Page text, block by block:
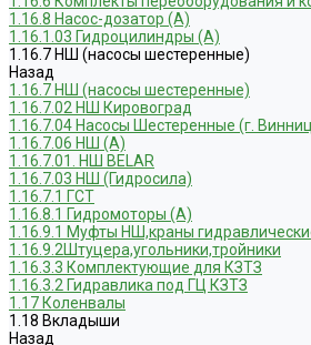
1.16.8 Насос-дозатор (А)
1.16.1.03 Гидроцилиндры (А)
1.16.7 НШ (насосы шестеренные)
Назад
1.16.7 НШ (насосы шестеренные)
1.16.7.02 НШ Кировоград
1.16.7.04 Насосы Шестеренные (г.
1.16.7.06 НШ (А)
1.16.7.01. НШ BELAR
1.16.7.03 НШ (Гидросила)
1.16.7.1 ГСТ
1.16.8.1 Гидромоторы (А)
1.16.9.1 Муфты НШ,краны
1.16.9.2Штуцера,угольники,тройники
1.16.3.3 Комплектующие для КЗТЗ
1.16.3.2 Гидравлика под ГЦ КЗТЗ
1.17 Коленвалы
1.18 Вкладыши
Назад